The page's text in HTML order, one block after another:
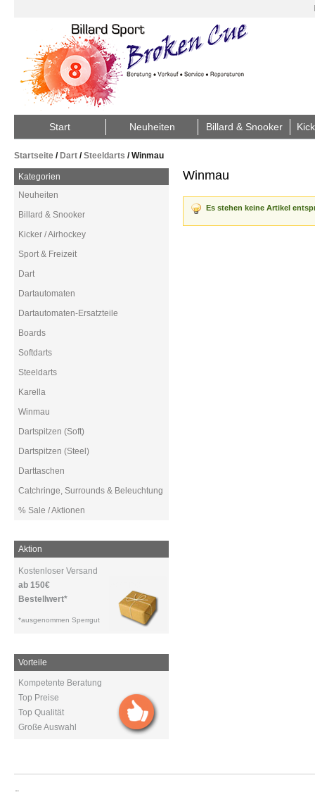
Start Neuheiten Billard & Snooker
Startseite / Dart /Steeldarts /Winmau
Winmau
Es stehen keine Artikel
Kategorien
Neuheiten
Billard & Snooker
Kicker / Airhockey
Sport & Freizeit
Dart
Dartautomaten
Dartautomaten-Ersatzteile
Boards
Softdarts
Steeldarts
Karella
Winmau
Dartspitzen (Soft)
Dartspitzen (Steel)
Darttaschen
Catchringe, Surrounds & Beleuchtung
% Sale / Aktionen
Aktion
Kostenloser Versand
ab 150€
Bestellwert*
*ausgenommen Sperrgut
Vorteile
Kompetente Beratung
Top Preise
Top Qualität
Große Auswahl